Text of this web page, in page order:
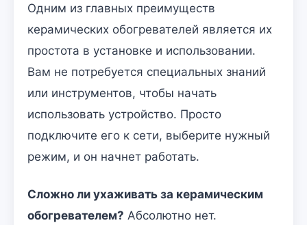
Одним из главных преимуществ
керамических обогревателей является их
простота в установке и использовании.
Вам не потребуется специальных знаний
или инструментов, чтобы начать
использовать устройство. Просто
подключите его к сети, выберите нужный
режим, и он начнет работать.
Сложно ли ухаживать за керамическим
обогревателем? Абсолютно нет.